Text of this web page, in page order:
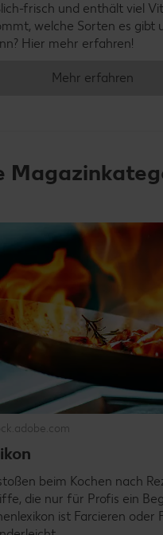
frisch und enthält viel
welche Sorten es gibt
Hier mehr erfahren!
Mehr erfahren
beim Kochen nach
die nur für Profis ein
ist Farcieren oder